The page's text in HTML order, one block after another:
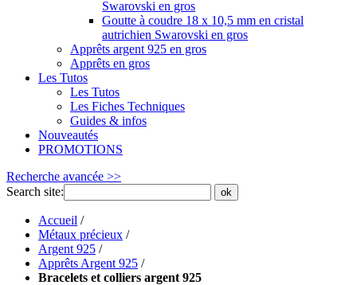
Swarovski en gros
Goutte à coudre 18 x 10,5 mm en cristal
autrichien Swarovski en gros
Apprêts argent 925 en gros
Apprêts en gros
Les Tutos
Les Tutos
Les Fiches Techniques
Guides & infos
Nouveautés
PROMOTIONS
Recherche avancée >>
Search site:
ok
Accueil /
Métaux précieux /
Argent 925 /
Apprêts Argent 925 /
Bracelets et colliers argent 925